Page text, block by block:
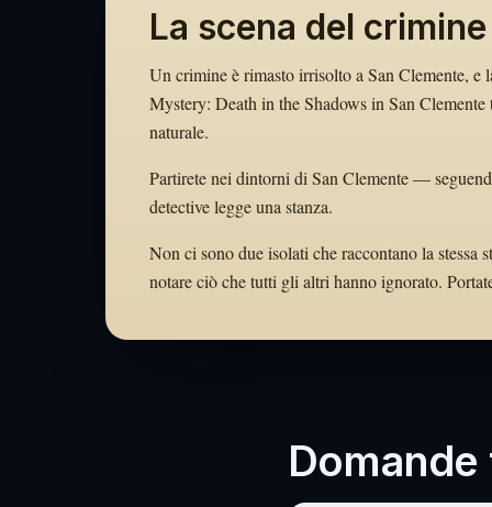
La scena del
Un crimine è rimasto irrisolto a San Clemente, e
Mystery: Death in the Shadows in San
naturale.
Partirete nei dintorni di San Clemente —
detective legge una stanza.
Non ci sono due isolati che raccontano la
notare ciò che tutti gli altri hanno ignorato.